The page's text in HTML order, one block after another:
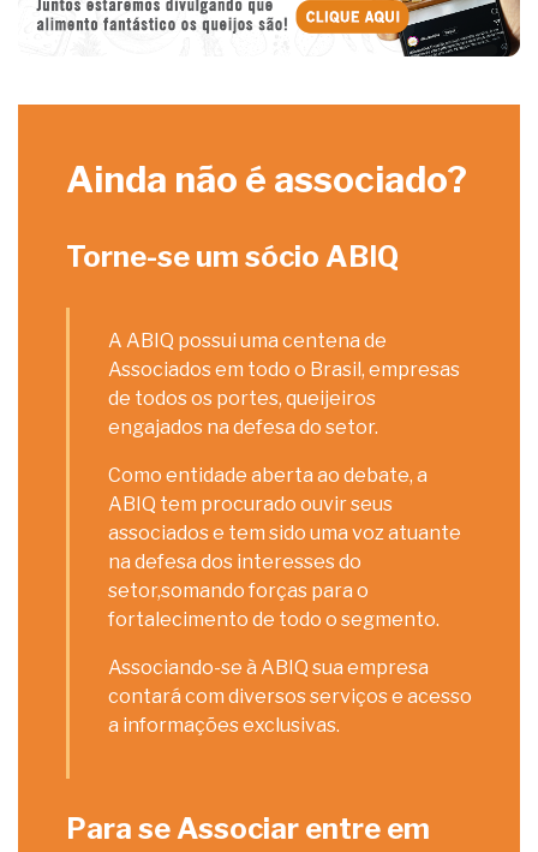
Ainda não é associado?
Torne-se um sócio ABIQ
A ABIQ possui uma centena de
Associados em todo o Brasil, empresas
de todos os portes, queijeiros
engajados na defesa do setor.
Como entidade aberta ao debate, a
ABIQ tem procurado ouvir seus
associados e tem sido uma voz atuante
na defesa dos interesses do
setor,somando forças para o
fortalecimento de todo o segmento.
Associando-se à ABIQ sua empresa
contará com diversos serviços e acesso
a informações exclusivas.
Para se Associar entre em